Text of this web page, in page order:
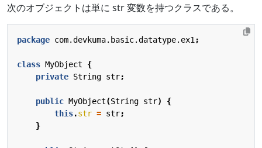
次のオブジェクトは単に str 変数を持つクラスである。
package com.devkuma.basic.datatype.ex1 ;
class MyObject
{
private String str;
public MyObject(String str)
{
this.str = str;
}